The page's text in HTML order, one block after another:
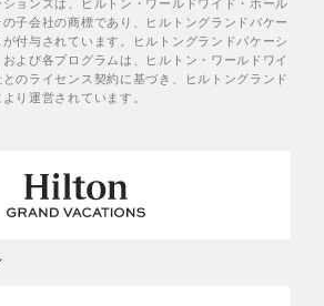
子会社の商標であり、ヒルトングランドバケー
付与されています。ヒルトングランドバケーシ
よび各プログラムは、ヒルトン・ワールドワイ
のライセンス契約に基づき、ヒルトングランド
り運営されています。